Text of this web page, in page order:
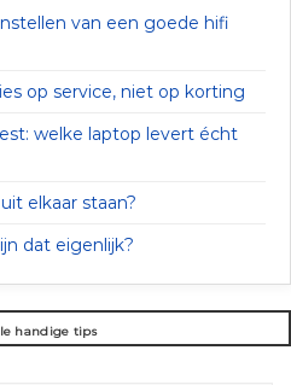
van een goede hifi
op service, niet op korting
welke laptop levert écht
elkaar staan?
dat eigenlijk?
handige tips